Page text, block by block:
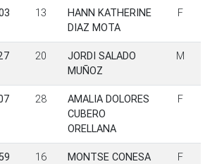
13
HANN KATHERINE
DIAZ MOTA
F
20
JORDI SALADO
MUÑOZ
M
28
AMALIA DOLORES
CUBERO
ORELLANA
F
16
MONTSE CONESA
F